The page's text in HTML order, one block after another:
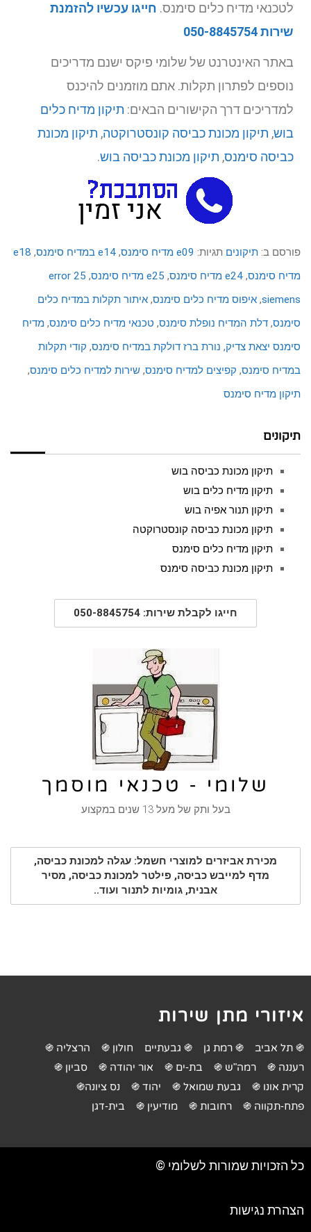
לטכנאי מדיח כלים סימנס. חייגו עכשיו להזמנת
שירות 050-8845754
באתר האינטרנט של שלומי פיקס ישנם מדריכים
נוספים לפתרון תקלות. אתם מוזמנים להיכנס
למדריכים דרך הקישורים הבאים: תיקון מדיח כלים
בוש, תיקון מכונת כביסה קונסטרוקטה, תיקון מכונת
כביסה סימנס, תיקון מכונת כביסה בוש.
פורסם ב: תיקונים תגיות: e09 מדיח סימנס , e14 במדיח סימנס ,
e18
מדיח סימנס, e24 מדיח סימנס , e25 מדיח סימנס ,
error 25
siemens
, איפוס מדיח כלים סימנס, איתור תקלות במדיח כלים
סימנס, דלת המדיח נופלת סימנס, טכנאי מדיח כלים סימנס, מדיח
סימנס יצאת צדיק, נורת ברז דולקת במדיח סימנס, קודי תקלות
במדיח סימנס, קפיצים למדיח סימנס, שירות למדיח כלים סימנס,
תיקון מדיח סימנס
תיקונים
תיקון מכונת כביסה בוש
תיקון מדיח כלים בוש
תיקון תנור אפיה בוש
תיקון מכונת כביסה קונסטרוקטה
תיקון מדיח כלים סימנס
תיקון מכונת כביסה סימנס
חייגו לקבלת שירות: 050-8845754
שלומי - טכנאי מוסמך
בעל ותק של מעל 13 שנים במקצוע
מכירת אביזרים למוצרי חשמל: עגלה למכונת כביסה,
מדף למייבש כביסה, פילטר למכונת כביסה, מסיר
אבנית, גומיות לתנור ועוד..
איזורי מתן שירות
֍ תל אביב ֍ רמת גן ֍ גבעתיים חולון ֍
הרצליה ֍
רעננה ֍
רמה"ש ֍ בת-ים ֍ אור יהודה ֍
סביון ֍
קרית אונו ֍
גבעת שמואל ֍ יהוד ֍
נס ציונה֍
פתח-תקווה ֍
רחובות ֍ מודיעין ֍ בית-דגן
כל הזכויות שמורות לשלומי ©
הצהרת נגישות